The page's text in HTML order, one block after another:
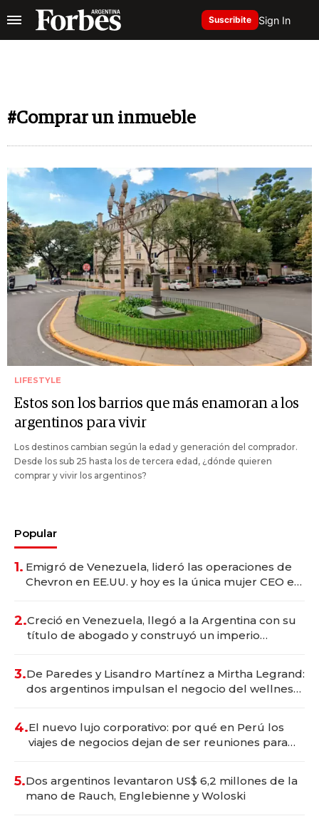
Suscribite Sign In
#Comprar un inmueble
LIFESTYLE
Estos son los barrios que más enamoran a los
argentinos para vivir
Los destinos cambian según la edad y generación del comprador.
Desde los sub 25 hasta los de tercera edad, ¿dónde quieren
comprar y vivir los argentinos?
Popular
1. Emigró de Venezuela, lideró las operaciones de
Chevron en EE.UU. y hoy es la única mujer CEO en
2.Creció en Venezuela, llegó a la Argentina con su
título de abogado y construyó un imperio
3.De Paredes y Lisandro Martínez a Mirtha Legrand:
dos argentinos impulsan el negocio del wellness
4.El nuevo lujo corporativo: por qué en Perú los
viajes de negocios dejan de ser reuniones para
5.Dos argentinos levantaron US$ 6,2 millones de la
mano de Rauch, Englebienne y Woloski